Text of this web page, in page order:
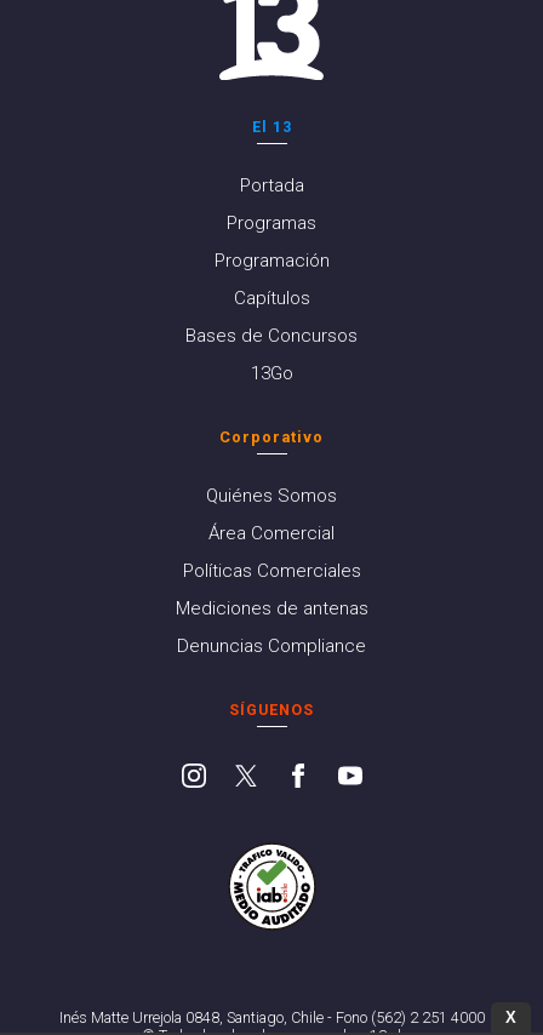
El 13
Portada
Programas
Programación
Capítulos
Bases de Concursos
13Go
Corporativo
Quiénes Somos
Área Comercial
Políticas Comerciales
Mediciones de antenas
Denuncias Compliance
SÍGUENOS
Inés Matte Urrejola 0848, Santiago, Chile - Fono (562) 2 251 4000
X